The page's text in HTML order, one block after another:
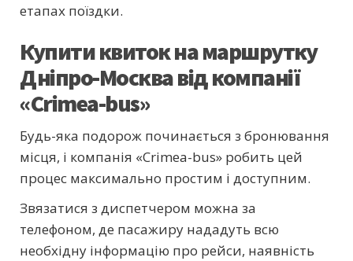
етапах поїздки.
Купити квиток на маршрутку
Дніпро-Москва від компанії
«Crimea-bus»
Будь-яка подорож починається з бронювання
місця, і компанія «Crimea-bus» робить цей
процес максимально простим і доступним.
Звязатися з диспетчером можна за
телефоном, де пасажиру нададуть всю
необхідну інформацію про рейси, наявність